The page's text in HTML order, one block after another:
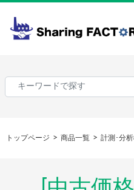
トップページ 商品一覧 計測･分